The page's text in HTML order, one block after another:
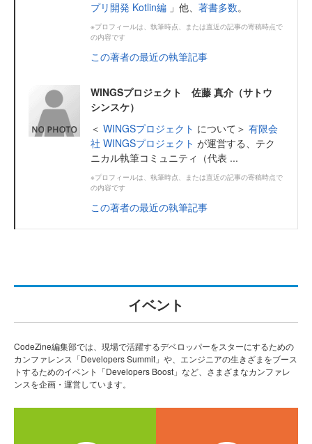
プリ開発 Kotlin編 」他、 著書多数。
※プロフィールは、執筆時点、または直近の記事の寄稿時点で
の内容です
この著者の最近の執筆記事
WINGSプロジェクト 佐藤 真介（サトウ
シンスケ）
＜ WINGSプロジェクト について＞ 有限会
社 WINGSプロジェクト が運営する、テク
ニカル執筆コミュニティ（代表 ...
※プロフィールは、執筆時点、または直近の記事の寄稿時点で
の内容です
この著者の最近の執筆記事
イベント
CodeZine編集部では、現場で活躍するデベロッパーをスターにするための
カンファレンス「Developers Summit」や、エンジニアの生きざまをブース
トするためのイベント「Developers Boost」など、さまざまなカンファレ
ンスを企画・運営しています。